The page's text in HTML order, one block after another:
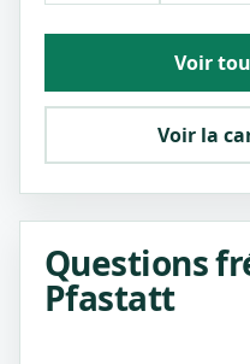
Voir
Voir la
Questions
Pfastatt